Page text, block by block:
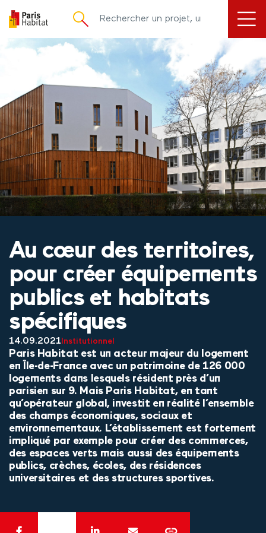
principal
Au cœur des territoires,
pour créer équipements
publics et habitats
spécifiques
14.09.2021 Institutionnel
Paris Habitat est un acteur majeur du logement
en Île-de-France avec un patrimoine de 126 000
logements dans lesquels résident près d’un
parisien sur 9. Mais Paris Habitat, en tant
qu’opérateur global, investit en réalité l’ensemble
des champs économiques, sociaux et
environnementaux. L’établissement est fortement
impliqué par exemple pour créer des commerces,
des espaces verts mais aussi des équipements
publics, crèches, écoles, des résidences
universitaires et des structures sportives.